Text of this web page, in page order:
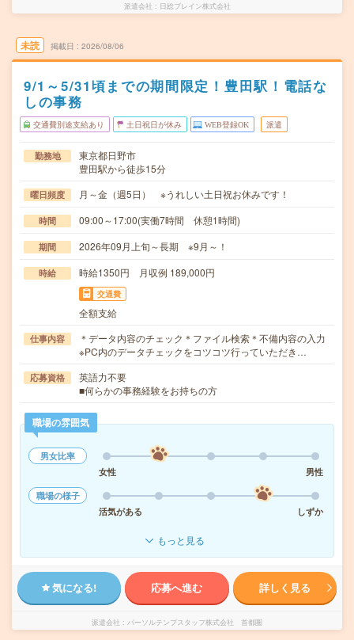
派遣会社 日総ブレイン株式会社
未読 掲載日 2026/08/06
9/1～5/31頃までの期間限定！豊田駅！電話な
しの事務
交通費別途支給あり 土日祝日が休み WEB登録OK 派遣
勤務地
東京都日野市
豊田駅から徒歩15分
曜日頻度 月～金（週5日） ※うれしい土日祝お休みです！
時間 09:00～17:00(実働7時間 休憩1時間)
期間 2026年09月上旬～長期 ※9月～！
時給 時給1350円 月収例 189,000円
交通費
全額支給
仕事内容
＊データ内容のチェック＊ファイル検索＊不備内容の入力
※PC内のデータチェックをコツコツ行っていただき…
応募資格
英語力不要
■何らかの事務経験をお持ちの方
職場の雰囲気
男女比率
女性
男性
職場の様子
活気がある
しずか
もっと見る
気になる! 応募へ進む 詳しく見る
派遣会社 パーソルテンプスタッフ株式会社 首都圏